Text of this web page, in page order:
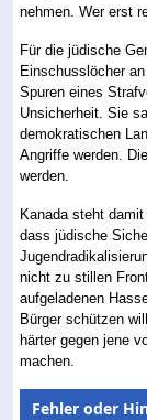
nehmen. Wer erst
Für die jüdische
Einschusslöcher
Spuren eines
Unsicherheit. Sie
demokratischen
Angriffe werden.
werden.
Kanada steht
dass jüdische
nicht zu stillen
aufgeladenen
Bürger schützen
härter gegen jene
machen.
Fehler oder